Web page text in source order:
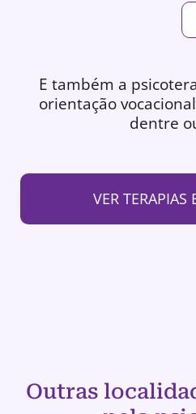
E também a
orientação
dentre
VER TERAPIAS
Outras